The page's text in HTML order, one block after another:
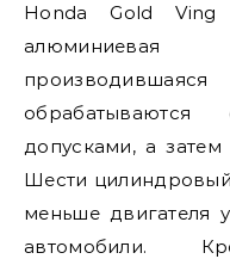
Honda Gold
допусками, а
Шести
меньше двигателя
автомобили.